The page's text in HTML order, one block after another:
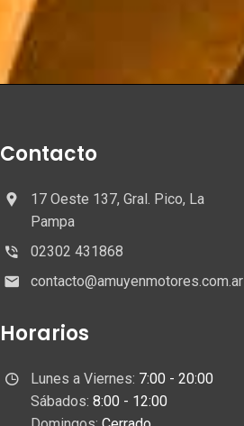
Contacto
17 Oeste 137, Gral. Pico, La
Pampa
02302 431868
contacto@amuyenmotores.com.ar
Horarios
Lunes a Viernes: 7:00 - 20:00
Sábados: 8:00 - 12:00